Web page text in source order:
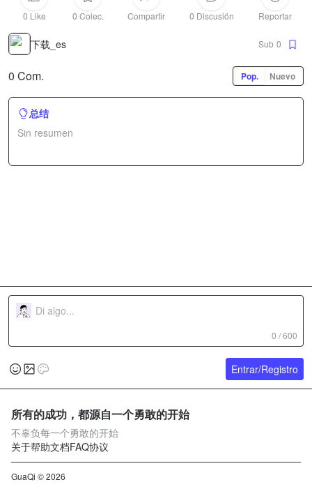
0 Like 0 Colec. Compartir 0 Discusión Reportar
下载_es Sub 0
0 Com. Pop. Nuevo
总结
Sin resumen
0 / 600
Entrar/Registro
所有的成功，都源自一个勇敢的开始
不辜负每一个勇敢的开始
关于帮助文档FAQ协议
GuaQi © 2026